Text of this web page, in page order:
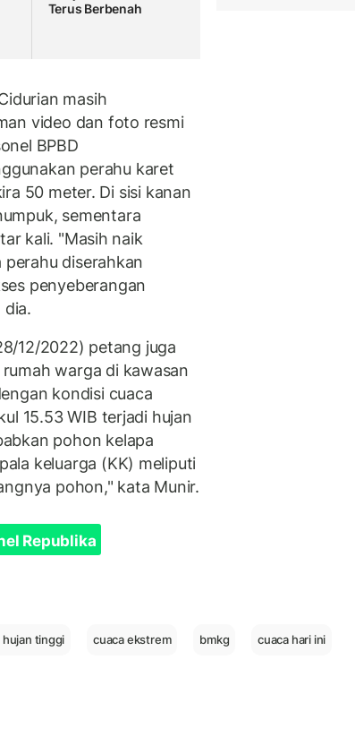
Terus Berbenah
masih
video dan foto resmi
BPBD
perahu karet
50 meter. Di sisi kanan
sementara
kali. "Masih naik
perahu diserahkan
penyeberangan
dia.
12/2022) petang juga
warga di kawasan
kondisi cuaca
15.53 WIB terjadi hujan
pohon kelapa
keluarga (KK) meliputi
pohon," kata Munir.
Republika
hujan tinggi cuaca ekstrem bmkg cuaca hari ini